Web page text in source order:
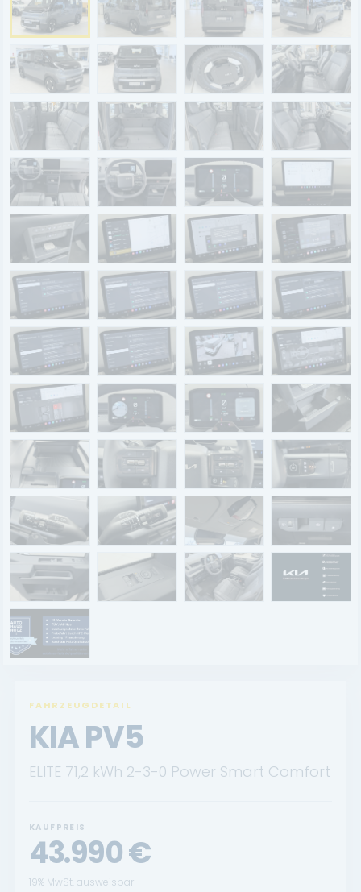
Aktionsfahrzeuge
AutoAbo
Gewerbekunden
Probefahrt
Mietwagen
Ankauf
WERKSTATTTERMIN
Teile & Zubehör
Renault Service
Dacia Service
UNTERNEHMEN
Standort Landau
Standort Neustadt
Qualitätsversprechen
Tankstelle
Karriere
KONTAKT
FAHRZEUGDETAIL
KIA PV5
ELITE 71,2 kWh 2-3-0 Power Smart Comfort
KAUFPREIS
43.990€
19% MwSt. ausweisbar